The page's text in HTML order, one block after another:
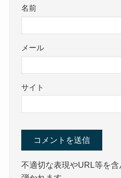
名前
メール
サイト
不適切な表現やURL等を